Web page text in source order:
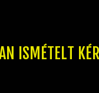
ISMÉTELT